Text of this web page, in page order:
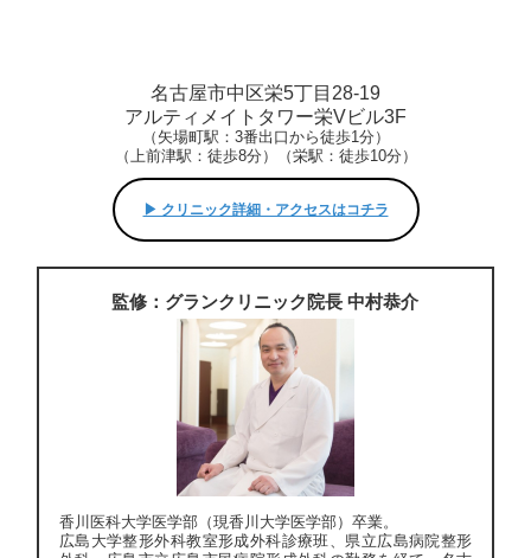
名古屋市中区栄5丁目28-19
アルティメイトタワー栄Vビル3F
（矢場町駅：3番出口から徒歩1分）
（上前津駅：徒歩8分）（栄駅：徒歩10分）
▶︎ クリニック詳細・アクセスはコチラ
監修：グランクリニック院長 中村恭介
香川医科大学医学部（現香川大学医学部）卒業。
広島大学整形外科教室形成外科診療班、県立広島病院整形